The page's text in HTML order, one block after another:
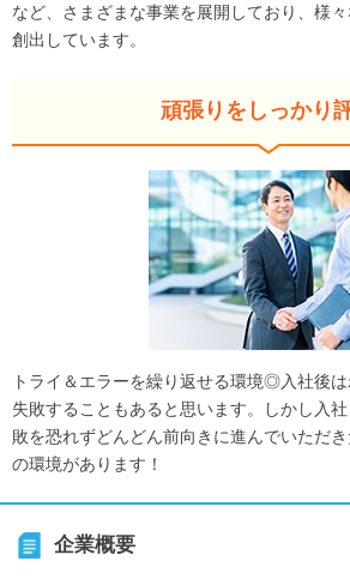
など、さまざまな事業を展開しており、様
創出しています。
頑張りをしっかり
トライ＆エラーを繰り返せる環境◎入社後は
失敗することもあると思います。しかし入
敗を恐れずどんどん前向きに進んでいただ
の環境があります！
企業概要